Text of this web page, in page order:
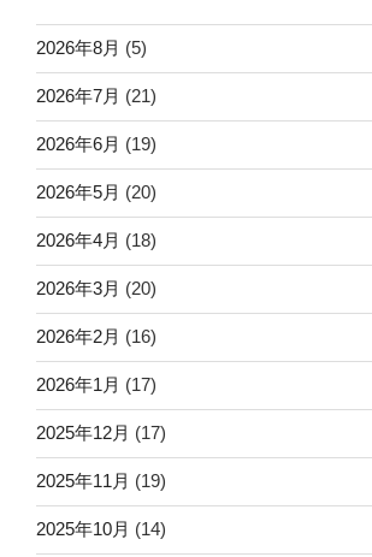
2026年8月 (5)
2026年7月 (21)
2026年6月 (19)
2026年5月 (20)
2026年4月 (18)
2026年3月 (20)
2026年2月 (16)
2026年1月 (17)
2025年12月 (17)
2025年11月 (19)
2025年10月 (14)